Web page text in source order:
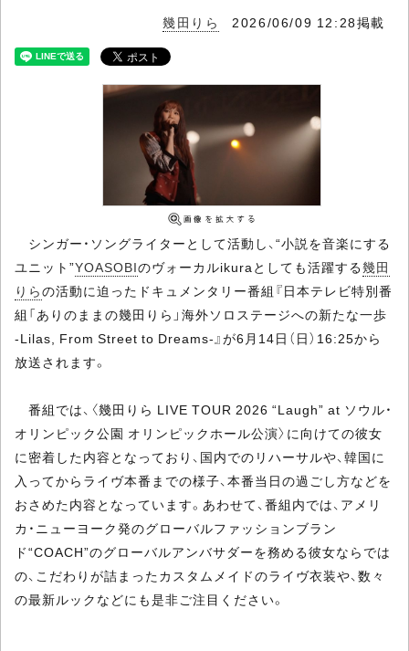
幾田りら 2026/06/09 12:28掲載
シンガー・ソングライターとして活動し、“小説を音楽にする
ユニット”YOASOBIのヴォーカルikuraとしても活躍する幾田
りらの活動に迫ったドキュメンタリー番組『日本テレビ特別番
組「ありのままの幾田りら」海外ソロステージへの新たな一歩
-Lilas, From Street to Dreams-』が6月14日（日）16:25から
放送されます。
番組では、〈幾田りら LIVE TOUR 2026 “Laugh” at ソウル・
オリンピック公園 オリンピックホール公演〉に向けての彼女
に密着した内容となっており、国内でのリハーサルや、韓国に
入ってからライヴ本番までの様子、本番当日の過ごし方などを
おさめた内容となっています。あわせて、番組内では、アメリ
カ・ニューヨーク発のグローバルファッションブラン
ド“COACH”のグローバルアンバサダーを務める彼女ならでは
の、こだわりが詰まったカスタムメイドのライヴ衣装や、数々
の最新ルックなどにも是非ご注目ください。